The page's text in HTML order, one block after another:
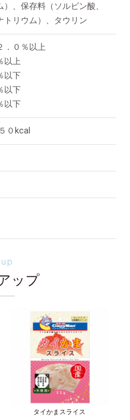
、保存料（ソルビン酸、
トリウム）、タウリン
．０％以上
以上
以下
以下
以下
０kcal
ップ
タイかまスライス